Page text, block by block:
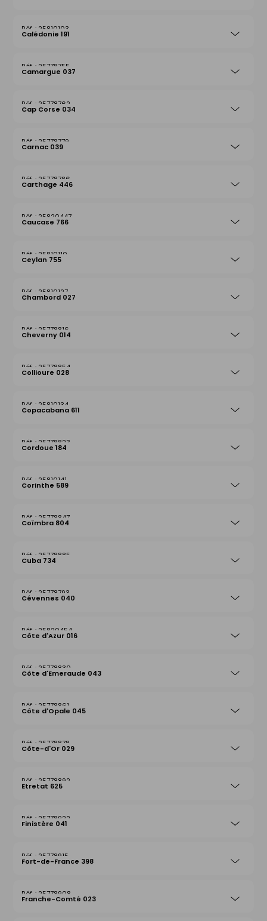
25810103
Calédonie 191
25778755
Camargue 037
25778762
Cap Corse 034
25778779
Carnac 039
25778786
Carthage 446
25820447
Caucase 766
25810110
Ceylan 755
25810127
Chambord 027
25778816
Cheverny 014
25778854
Collioure 028
25810134
Copacabana 611
25778823
Cordoue 184
25810141
Corinthe 589
25778847
Coïmbra 804
25778885
Cuba 734
25778793
Cévennes 040
25820454
Côte d'Azur 016
25778830
Côte d'Emeraude 043
25778861
Côte d'Opale 045
25778878
Côte-d'Or 029
25778892
Etretat 625
25778922
Finistère 041
25778915
Fort-de-France 398
25778908
Franche-Comté 023